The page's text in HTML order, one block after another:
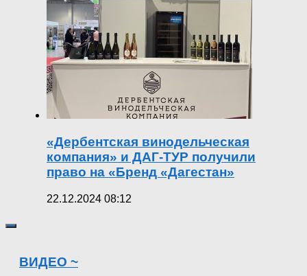
«Дербентская винодельческая
компания» и ДАГ-ТУР получили
право на «Бренд «Дагестан»
22.12.2024 08:12
ВИДЕО ~